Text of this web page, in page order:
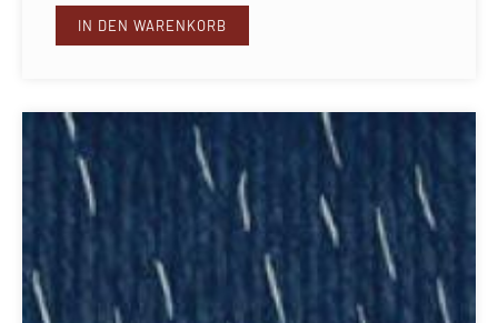
IN DEN WARENKORB